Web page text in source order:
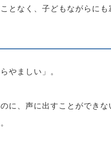
となく、子どもながらに
やましい」。
に、声に出すことができ